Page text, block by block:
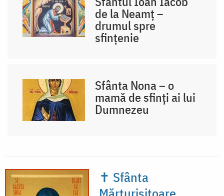
de la Neamț –
drumul spre
sfințenie
Sfânta Nona – o
mamă de sfinți ai lui
Dumnezeu
✝ Sfânta